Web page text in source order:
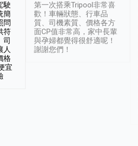
駛
簡
問
符
司
人
格
宜
第一次搭乘Tripool非常喜
歡！車輛狀態、行車品
質、司機素質、價格各方
面CP值非常高，家中長輩
與孕婦都覺得很舒適呢！
謝謝您們！